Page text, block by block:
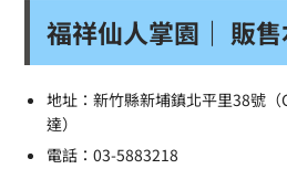
福祥仙人掌園｜ 販
地址：新竹縣新埔鎮北平里38號
達）
電話：03-5883218